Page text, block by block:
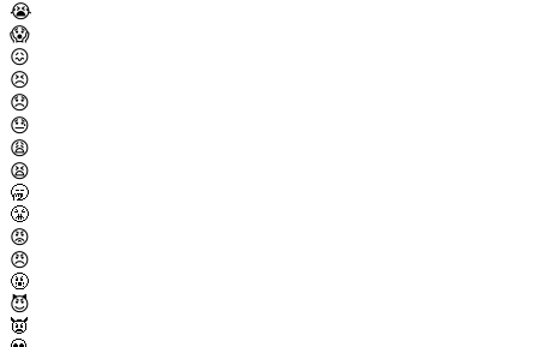
😭
😱
😖
😣
😞
😓
😩
😫
🥱
😤
😡
😠
🤬
😈
👿